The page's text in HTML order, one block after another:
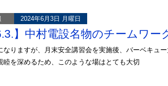
2024年6月3日 月曜日
】中村電設名物のチームワ
なりますが、月末安全講習会を実施後、バーベキュ
睦を深めるため、このような場はとても大切